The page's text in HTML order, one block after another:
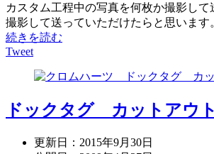
カスタム工程中の写真を何枚か撮影し
撮影して送っていただけたらと思いま
続きを読む
Tweet
ドックタグ カットアウ
更新日： 2015年9月30日